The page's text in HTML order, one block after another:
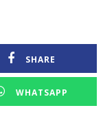
SHARE
WHATSAPP